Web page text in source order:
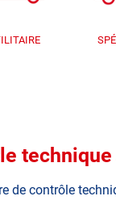
technique
de contrôle